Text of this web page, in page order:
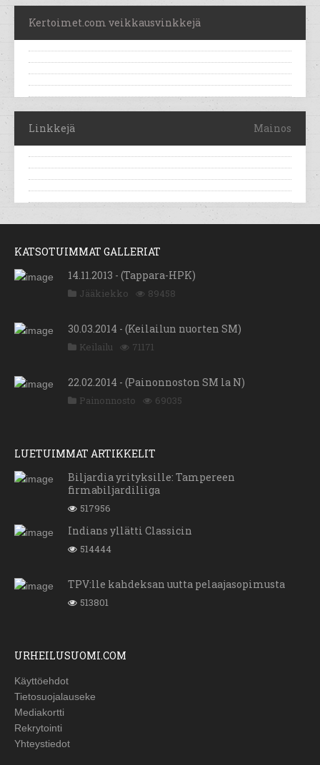
Kertoimet.com veikkausvinkkejä
Linkkejä Mainos
KATSOTUIMMAT GALLERIAT
14.11.2013 - (Tappara-HPK)
Jääkiekko 89458
30.03.2014 - (Keilailun nuorten SM)
Keilailu 71171
22.02.2014 - (Painonnoston SM la N)
Painonnosto 69035
LUETUIMMAT ARTIKKELIT
Biljardia yrityksille: Tampereen
firmabiljardiliiga
517956
Indians yllätti Classicin
514444
TPV:lle kahdeksan uutta pelaajasopimusta
513801
URHEILUSUOMI.COM
Käyttöehdot
Tietosuojalauseke
Mediakortti
Rekrytointi
Yhteystiedot